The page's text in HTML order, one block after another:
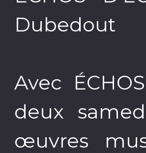
Dubedout
Avec
deux
œuvres